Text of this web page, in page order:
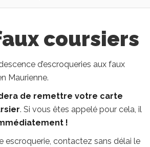
coursiers
d’escroqueries aux faux
Maurienne.
de remettre votre carte
. Si vous êtes appelé pour cela, il
!
escroquerie, contactez sans délai le